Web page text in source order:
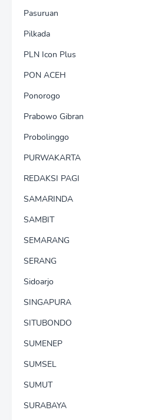
Pasuruan
Pilkada
PLN Icon Plus
PON ACEH
Ponorogo
Prabowo Gibran
Probolinggo
PURWAKARTA
REDAKSI PAGI
SAMARINDA
SAMBIT
SEMARANG
SERANG
Sidoarjo
SINGAPURA
SITUBONDO
SUMENEP
SUMSEL
SUMUT
SURABAYA